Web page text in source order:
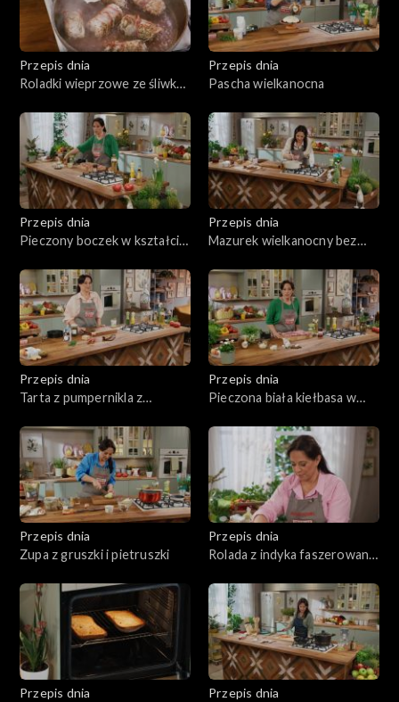
Przepis dnia
Roladki wieprzowe ze śliwką
Przepis dnia
Pascha wielkanocna
Przepis dnia
Pieczony boczek w kształcie
Przepis dnia
Mazurek wielkanocny bez
Przepis dnia
Tarta z pumpernikla z
Przepis dnia
Pieczona biała kiełbasa w
Przepis dnia
Zupa z gruszki i pietruszki
Przepis dnia
Rolada z indyka faszerowana
marchewką
Przepis dnia
Przepis dnia